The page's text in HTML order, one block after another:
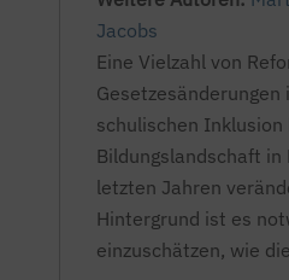
Jacobs
Eine Vielzahl von
Gesetzesänderungen
schulischen Inklusion
Bildungslandschaft in
letzten Jahren
Hintergrund ist es
einzuschätzen, wie